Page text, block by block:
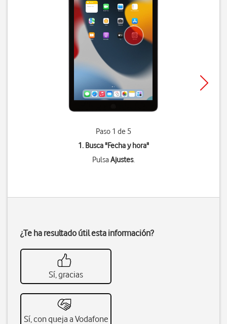
Paso 1 de 5
1. Busca "Fecha y hora"
PulsaAjustes.
¿Te ha resultado útil esta información?
Sí, gracias
Sí, con queja a Vodafone